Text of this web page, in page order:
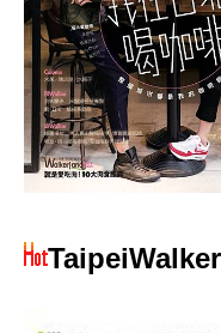
TaipeiWalker